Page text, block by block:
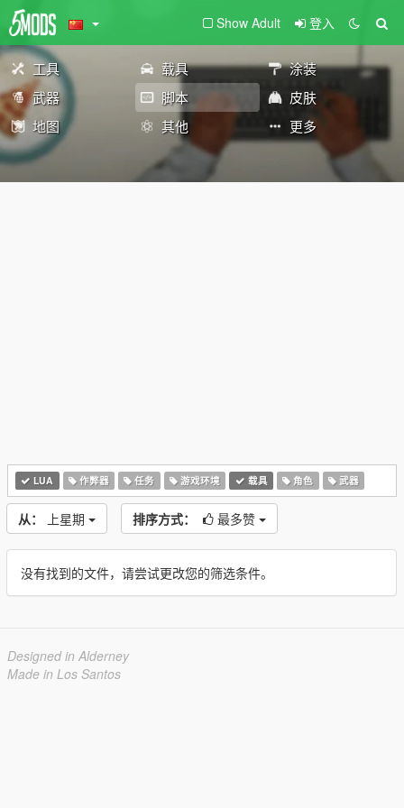
Show Adult 登入
工具 载具
涂装
武器
脚本
皮肤
地图
其他 更多
LUA 作弊器 任务 游戏环境 载具 角色 武器
从： 上星期 排序方式： 最多赞
没有找到的文件，请尝试更改您的筛选条件。
Designed in Alderney
Made in Los Santos